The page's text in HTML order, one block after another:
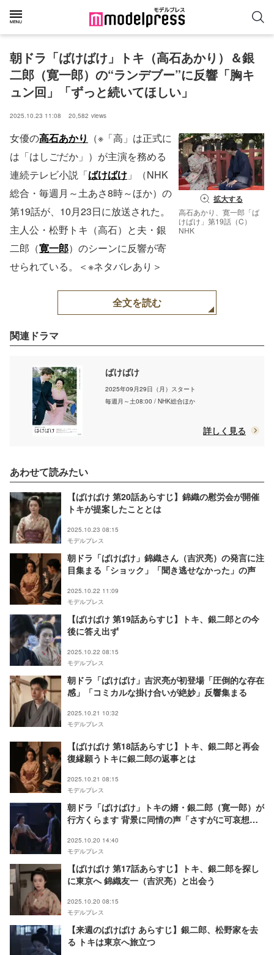
朝ドラ「ばけばけ」トキ（高石あかり）＆銀
二郎（寛一郎）の“ランデブー”に反響「胸キ
ュン回」「ずっと続いてほしい」
2025.10.23 11:08 20,582 views
拡大する
高石あかり、寛一郎「ば
けばけ」第19話（C）
NHK
女優の高石あかり （※「高」は正式に
は「はしごだか」）が主演を務める
連続テレビ小説「ばけばけ 」（NHK
総合・毎週月～土あさ8時～ほか）の
第19話が、10月23日に放送された。
主人公・松野トキ（高石）と夫・銀
二郎（寛一郎）のシーンに反響が寄
せられている。＜※ネタバレあり＞
全文を読む
関連ドラマ
ばけばけ
2025年09月29日（月）スタート
毎週月～土08:00 / NHK総合ほか
詳しく見る
あわせて読みたい
【ばけばけ 第20話あらすじ】錦織の慰労会が開催
トキが提案したこととは
2025.10.23 08:15
モデルプレス
朝ドラ「ばけばけ」錦織さん（吉沢亮）の発言に注
目集まる「ショック」「聞き逃せなかった」の声
2025.10.22 11:09
モデルプレス
【ばけばけ 第19話あらすじ】トキ、銀二郎との今
後に答え出ず
2025.10.22 08:15
モデルプレス
朝ドラ「ばけばけ」吉沢亮が初登場「圧倒的な存在
感」「コミカルな掛け合いが絶妙」反響集まる
2025.10.21 10:32
モデルプレス
【ばけばけ 第18話あらすじ】トキ、銀二郎と再会
復縁願うトキに銀二郎の返事とは
2025.10.21 08:15
モデルプレス
朝ドラ「ばけばけ」トキの婿・銀二郎（寛一郎）が
行方くらます 背景に同情の声「さすがに可哀想」
2025.10.20 14:40
モデルプレス
【ばけばけ 第17話あらすじ】トキ、銀二郎を探し
に東京へ 錦織友一（吉沢亮）と出会う
2025.10.20 08:15
モデルプレス
【来週のばけばけ あらすじ】銀二郎、松野家を去
る トキは東京へ旅立つ